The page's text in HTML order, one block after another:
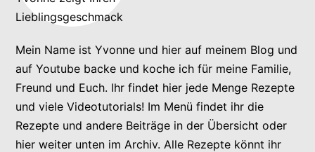
Mein Name ist Yvonne und hier auf meinem Blog und
auf Youtube backe und koche ich für meine Familie,
Freund und Euch. Ihr findet hier jede Menge Rezepte
und viele Videotutorials! Im Menü findet ihr die
Rezepte und andere Beiträge in der Übersicht oder
hier weiter unten im Archiv. Alle Rezepte könnt ihr